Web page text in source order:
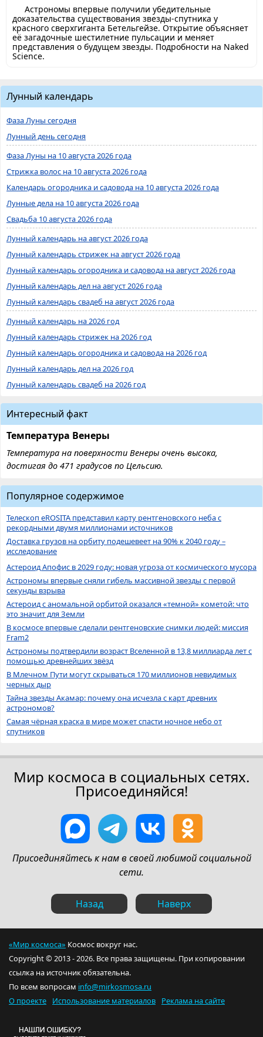
Астрономы впервые получили убедительные
доказательства существования звезды-спутника у
красного сверхгиганта Бетельгейзе. Открытие объясняет
её загадочные шестилетние пульсации и меняет
представления о будущем звезды. Подробности на Naked
Science.
Лунный календарь
Фаза Луны сегодня
Лунный день сегодня
Фаза Луны на 10 августа 2026 года
Стрижка волос на 10 августа 2026 года
Календарь огородника и садовода на 10 августа 2026 года
Лунные дела на 10 августа 2026 года
Свадьба 10 августа 2026 года
Лунный календарь на август 2026 года
Лунный календарь стрижек на август 2026 года
Лунный календарь огородника и садовода на август 2026 года
Лунный календарь дел на август 2026 года
Лунный календарь свадеб на август 2026 года
Лунный календарь на 2026 год
Лунный календарь стрижек на 2026 год
Лунный календарь огородника и садовода на 2026 год
Лунный календарь дел на 2026 год
Лунный календарь свадеб на 2026 год
Интересный факт
Температура Венеры
Температура на поверхности Венеры очень высока,
достигая до 471 градусов по Цельсию.
Популярное содержимое
Телескоп eROSITA представил карту рентгеновского неба с
рекордными двумя миллионами источников
Доставка грузов на орбиту подешевеет на 90% к 2040 году –
исследование
Астероид Апофис в 2029 году: новая угроза от космического мусора
Астрономы впервые сняли гибель массивной звезды с первой
секунды взрыва
Астероид с аномальной орбитой оказался «темной» кометой: что
это значит для Земли
В космосе впервые сделали рентгеновские снимки людей: миссия
Fram2
Астрономы подтвердили возраст Вселенной в 13,8 миллиарда лет с
помощью древнейших звёзд
В Млечном Пути могут скрываться 170 миллионов невидимых
черных дыр
Тайна звезды Акамар: почему она исчезла с карт древних
астрономов?
Самая чёрная краска в мире может спасти ночное небо от
спутников
Мир космоса в социальных сетях.
Присоединяйся!
Присоединяйтесь к нам в своей любимой социальной
сети.
Назад Наверх
«Мир космоса» Космос вокруг нас.
Copyright © 2013 - 2026. Все права защищены. При копировании
ссылка на источник обязательна.
По всем вопросам info@mirkosmosa.ru
О проекте
Использование материалов Реклама на сайте